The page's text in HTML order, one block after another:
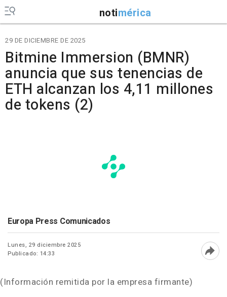
notimérica
29 DE DICIEMBRE DE 2025
Bitmine Immersion (BMNR)
anuncia que sus tenencias de
ETH alcanzan los 4,11 millones
de tokens (2)
Europa Press Comunicados
Lunes, 29 diciembre 2025
Publicado: 14:33
(Información remitida por la empresa firmante)